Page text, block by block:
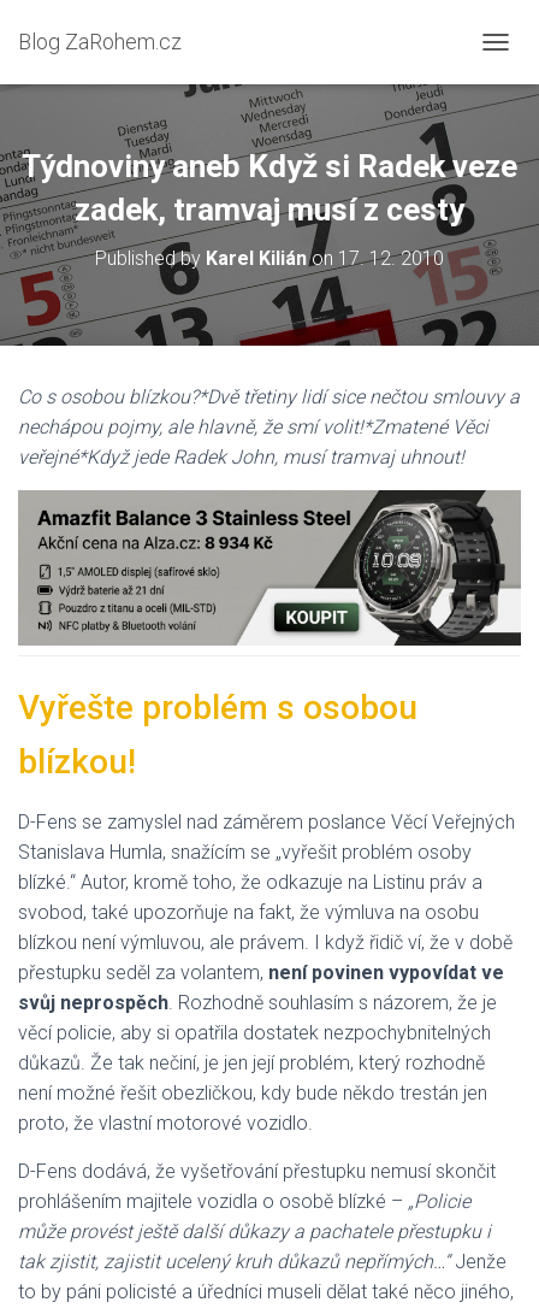
Blog ZaRohem.cz
Ř
E
O
N
A
G
I
Týdnoviny aneb Když si Radek veze
zadek, tramvaj musí z cesty
Published by Karel Kiliánon 17. 12. 2010
Co s osobou blízkou?*Dvě třetiny lidí sice nečtou smlouvy a
nechápou pojmy, ale hlavně, že smí volit!*Zmatené Věci
veřejné*Když jede Radek John, musí tramvaj uhnout!
Vyřešte problém s osobou
blízkou!
D-Fens se zamyslel nad záměrem poslance Věcí Veřejných
Stanislava Humla, snažícím se „vyřešit problém osoby
blízké.“ Autor, kromě toho, že odkazuje na Listinu práv a
svobod, také upozorňuje na fakt, že výmluva na osobu
blízkou není výmluvou, ale právem. I když řidič ví, že v době
přestupku seděl za volantem, není povinen vypovídat ve
svůj neprospěch . Rozhodně souhlasím s názorem, že je
věcí policie, aby si opatřila dostatek nezpochybnitelných
důkazů. Že tak nečiní, je jen její problém, který rozhodně
není možné řešit obezličkou, kdy bude někdo trestán jen
proto, že vlastní motorové vozidlo.
D-Fens dodává, že vyšetřování přestupku nemusí skončit
prohlášením majitele vozidla o osobě blízké – „Policie
může provést ještě další důkazy a pachatele přestupku i
tak zjistit, zajistit ucelený kruh důkazů nepřímých…“Jenže
to by páni policisté a úředníci museli dělat také něco jiného,